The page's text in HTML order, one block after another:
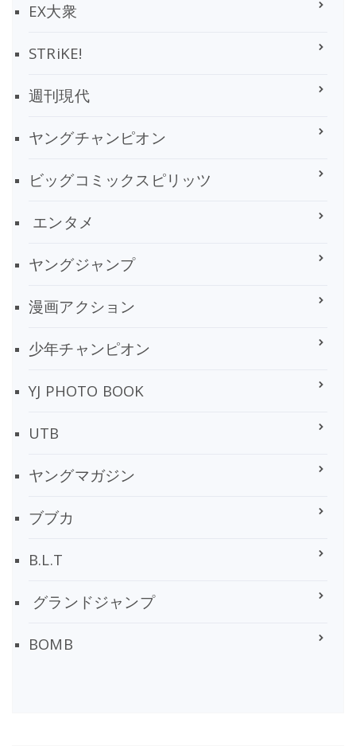
EX大衆
STRiKE!
週刊現代
ヤングチャンピオン
ビッグコミックスピリッツ
エンタメ
ヤングジャンプ
漫画アクション
少年チャンピオン
YJ PHOTO BOOK
UTB
ヤングマガジン
ブブカ
B.L.T
グランドジャンプ
BOMB